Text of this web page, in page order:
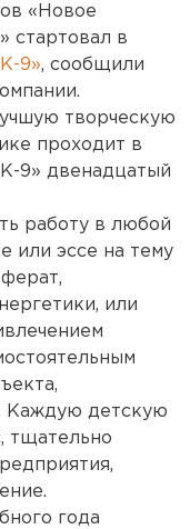
«Новое
стартовал в
9», сообщили
творческую
проходит в
9» двенадцатый
работу в любой
или эссе на тему
или
Каждую детскую
тщательно
года